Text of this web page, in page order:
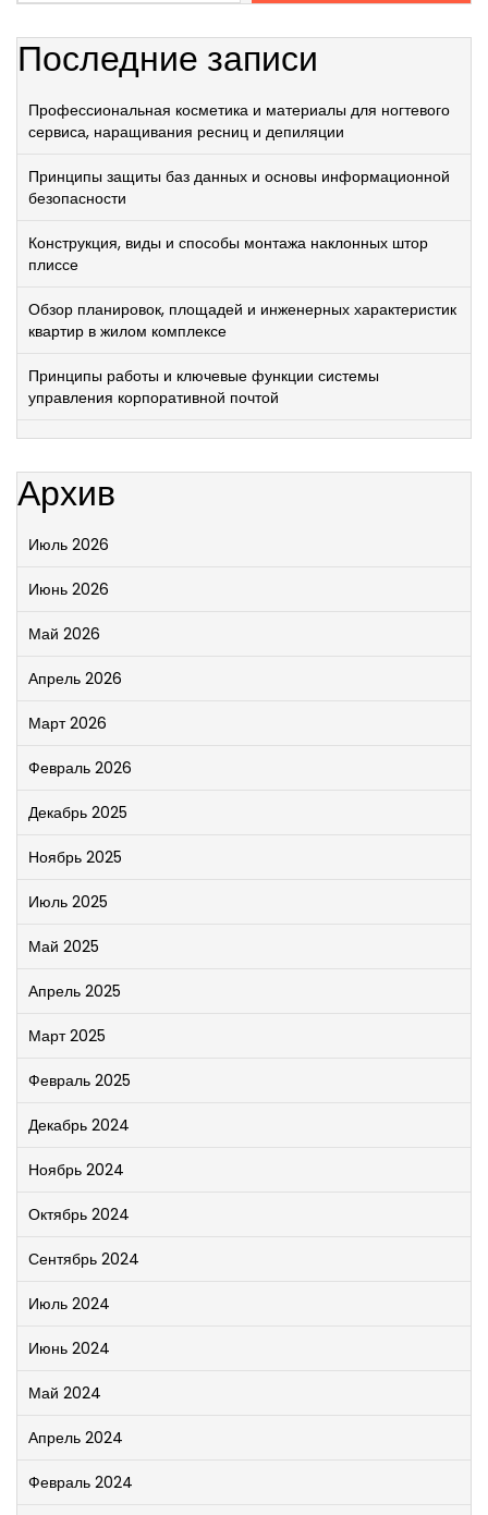
Последние записи
Профессиональная косметика и материалы для ногтевого
сервиса, наращивания ресниц и депиляции
Принципы защиты баз данных и основы информационной
безопасности
Конструкция, виды и способы монтажа наклонных штор
плиссе
Обзор планировок, площадей и инженерных характеристик
квартир в жилом комплексе
Принципы работы и ключевые функции системы
управления корпоративной почтой
Архив
Июль 2026
Июнь 2026
Май 2026
Апрель 2026
Март 2026
Февраль 2026
Декабрь 2025
Ноябрь 2025
Июль 2025
Май 2025
Апрель 2025
Март 2025
Февраль 2025
Декабрь 2024
Ноябрь 2024
Октябрь 2024
Сентябрь 2024
Июль 2024
Июнь 2024
Май 2024
Апрель 2024
Февраль 2024